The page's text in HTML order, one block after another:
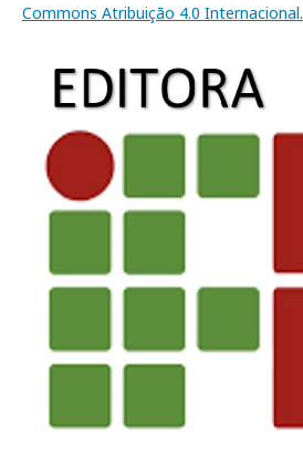
Commons Atribuição 4.0 Internacional.